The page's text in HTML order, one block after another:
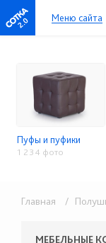
2.0 Меню сайта
Пуфы и пуфики
1 234 фото
Главная /
МЕБЕЛЬНЫЕ